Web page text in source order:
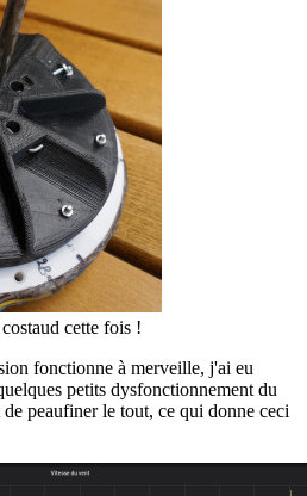
cette fois !
fonctionne à merveille, j'ai eu
petits dysfonctionnement du
de peaufiner le tout, ce qui donne ceci